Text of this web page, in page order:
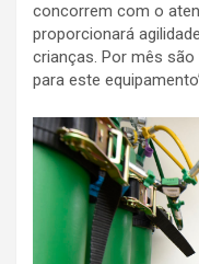
concorrem com o
proporcionará
crianças. Por mês
para este